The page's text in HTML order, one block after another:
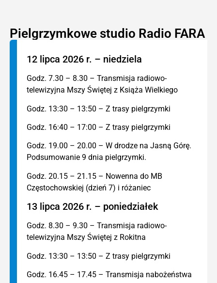
Pielgrzymkowe studio Radio FARA
12 lipca 2026 r. – niedziela
Godz. 7.30 – 8.30 – Transmisja radiowo-
telewizyjna Mszy Świętej z Książa Wielkiego
Godz. 13:30 – 13:50 – Z trasy pielgrzymki
Godz. 16:40 – 17:00 – Z trasy pielgrzymki
Godz. 19.00 – 20.00 – W drodze na Jasną Górę.
Podsumowanie 9 dnia pielgrzymki.
Godz. 20.15 – 21.15 – Nowenna do MB
Częstochowskiej (dzień 7) i różaniec
13 lipca 2026 r. – poniedziałek
Godz. 8.30 – 9.30 – Transmisja radiowo-
telewizyjna Mszy Świętej z Rokitna
Godz. 13:30 – 13:50 – Z trasy pielgrzymki
Godz. 16.45 – 17.45 – Transmisja nabożeństwa